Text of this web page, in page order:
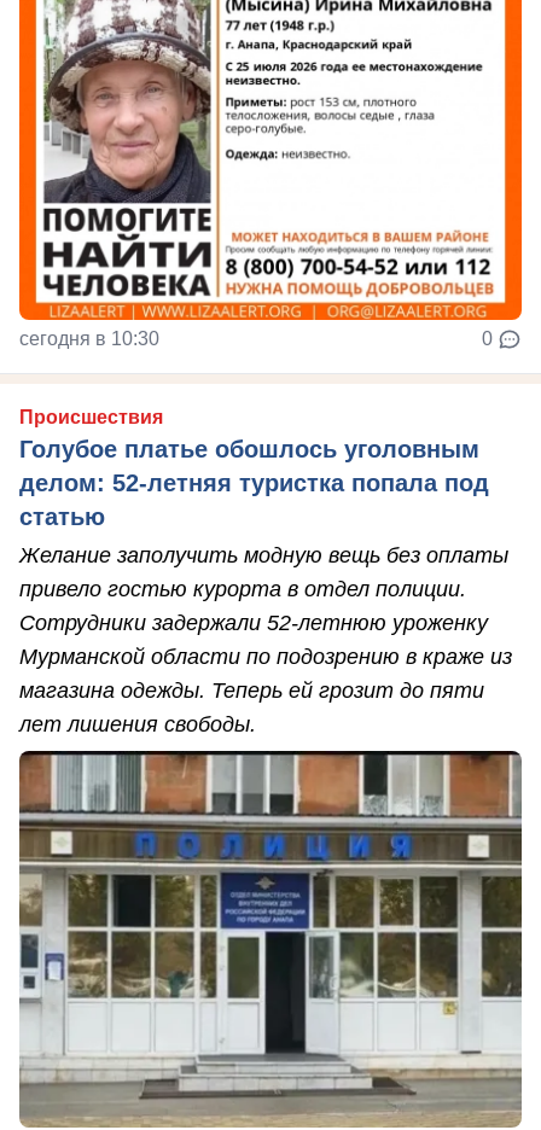
сегодня в 10:30 0
Происшествия
Голубое платье обошлось уголовным
делом: 52-летняя туристка попала под
статью
Желание заполучить модную вещь без оплаты
привело гостью курорта в отдел полиции.
Сотрудники задержали 52-летнюю уроженку
Мурманской области по подозрению в краже из
магазина одежды. Теперь ей грозит до пяти
лет лишения свободы.